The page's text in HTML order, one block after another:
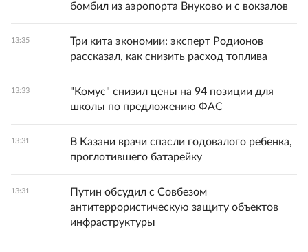
бомбил из аэропорта Внуково и с вокзалов
13:35
Три кита экономии: эксперт Родионов
рассказал, как снизить расход топлива
13:33
"Комус" снизил цены на 94 позиции для
школы по предложению ФАС
13:31
В Казани врачи спасли годовалого ребенка,
проглотившего батарейку
13:31
Путин обсудил с Совбезом
антитеррористическую защиту объектов
инфраструктуры